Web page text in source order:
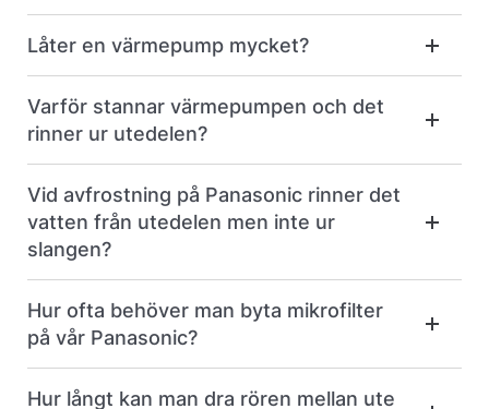
Låter en värmepump mycket?
Varför stannar värmepumpen och det
rinner ur utedelen?
Vid avfrostning på Panasonic rinner det
vatten från utedelen men inte ur
slangen?
Hur ofta behöver man byta mikrofilter
på vår Panasonic?
Hur långt kan man dra rören mellan ute